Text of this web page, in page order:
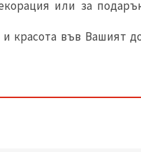
или за
във Вашият